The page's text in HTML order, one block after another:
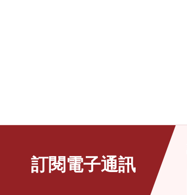
訂閱電子通訊